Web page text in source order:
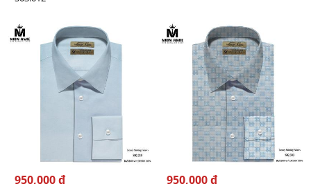
950,000 đ 950,000 đ